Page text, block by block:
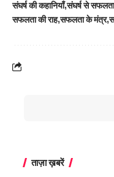
संघर्ष की कहानियाँ संघर्ष से सफलता
सफलता की राह सफलता के मंत्र
ताज़ा ख़बरें